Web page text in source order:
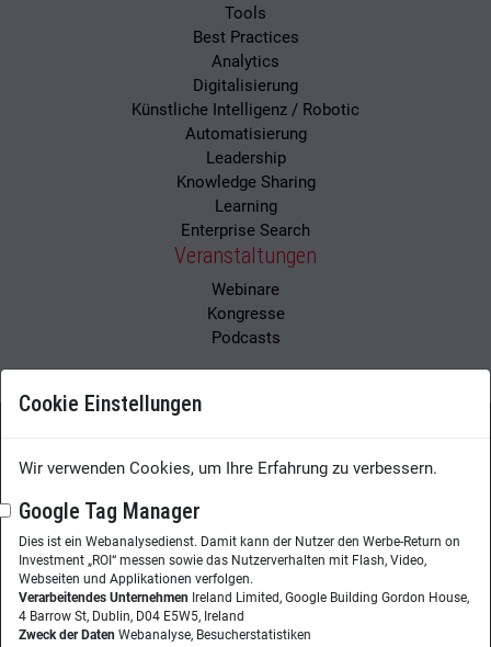
Tools
Best Practices
Analytics
Digitalisierung
Künstliche Intelligenz / Robotic
Automatisierung
Leadership
Knowledge Sharing
Learning
Enterprise Search
Veranstaltungen
Webinare
Kongresse
Podcasts
Wissensmanagement Magazin
Impressum
Herausgeberin:Nicole Lehnert
Westheimer Str. 18
86356 Neusäß
Cookie Einstellungen
Wir verwenden Cookies, um Ihre Erfahrung zu verbessern.
Google Tag Manager
Dies ist ein Webanalysedienst. Damit kann der Nutzer den Werbe-Return on
Investment „ROI“ messen sowie das Nutzerverhalten mit Flash, Video,
Webseiten und Applikationen verfolgen.
Verarbeitendes Unternehmen Ireland Limited, Google Building Gordon House,
4 Barrow St, Dublin, D04 E5W5, Ireland
Zweck der Daten Webanalyse, Besucherstatistiken